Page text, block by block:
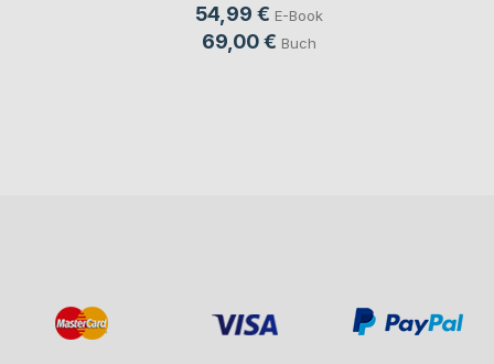
54,99 € E-Book
69,00 € Buch